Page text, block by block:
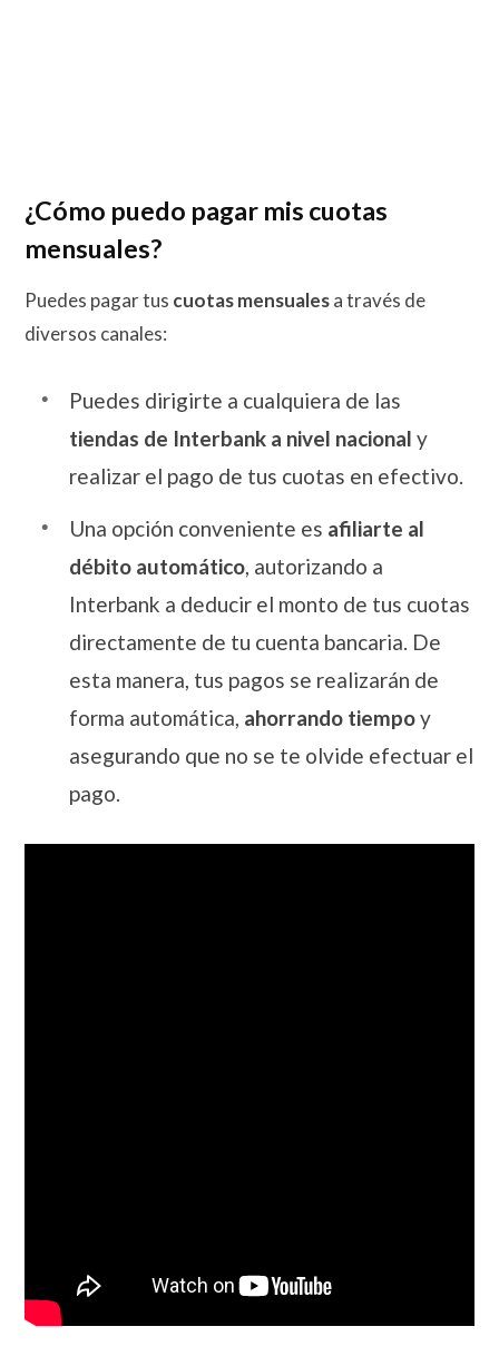
¿Cómo puedo pagar mis cuotas
mensuales?
Puedes pagar tus cuotas mensualesa través de
diversos canales:
Puedes dirigirte a cualquiera de las
tiendas de Interbank a nivel nacional y
realizar el pago de tus cuotas en efectivo.
Una opción conveniente es afiliarte al
débito automático, autorizando a
Interbank a deducir el monto de tus cuotas
directamente de tu cuenta bancaria. De
esta manera, tus pagos se realizarán de
forma automática, ahorrando tiempoy
asegurando que no se te olvide efectuar el
pago.